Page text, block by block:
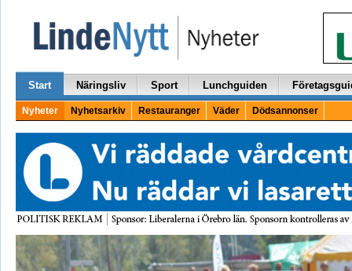
Start Näringsliv Sport Lunchguiden
Nyheter Nyhetsarkiv Restauranger Väder Dödsannonser